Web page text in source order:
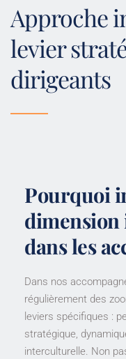
Approche
levier
dirigeants
Pourquoi
dans les
Dans nos
régulièrement des
leviers spécifiques :
stratégique,
interculturelle. Non